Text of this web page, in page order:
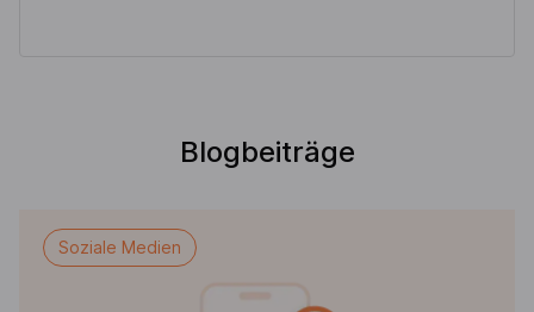
Blogbeiträge
Soziale Medien